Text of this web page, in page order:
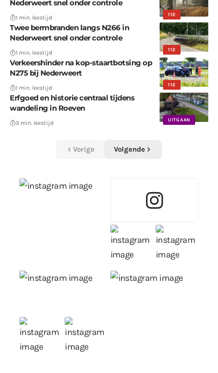
112
Nederweert snel onder controle
1 min. leestijd
112
Twee bermbranden langs N266 in
Nederweert snel onder controle
1 min. leestijd
112
Verkeershinder na kop-staartbotsing op
N275 bij Nederweert
1 min. leestijd
UITGAAN
Erfgoed en historie centraal tijdens
wandeling in Roeven
3 min. leestijd
Vorige Volgende